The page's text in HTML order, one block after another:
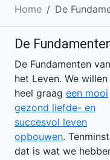
Home De
De
De Fundamenten van
het Leven. We willen
heel graag een mooi
gezond liefde- en
succesvol leven
opbouwen.
dat is wat we